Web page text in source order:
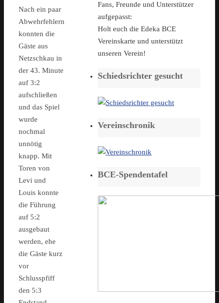
Nach ein paar
Abwehrfehlern
konnten die
Gäste aus
Netzschkau in
der 43. Minute
auf 3:2
aufschließen
und das Spiel
wurde
nochmal
unnötig
knapp. Mit
Toren von
Levi und
Louis konnte
die Führung
auf 5:2
ausgebaut
werden, ehe
die Gäste kurz
vor
Schlusspfiff
den 5:3
Fans, Freunde und Unterstützer
aufgepasst:
Holt euch die Edeka BCE
Vereinskarte und unterstützt
unseren Verein!
Schiedsrichter gesucht
Vereinschronik
BCE-Spendentafel